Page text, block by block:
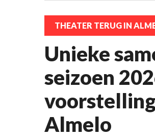
THEATER TERUG IN
Unieke
seizoen
Almelo